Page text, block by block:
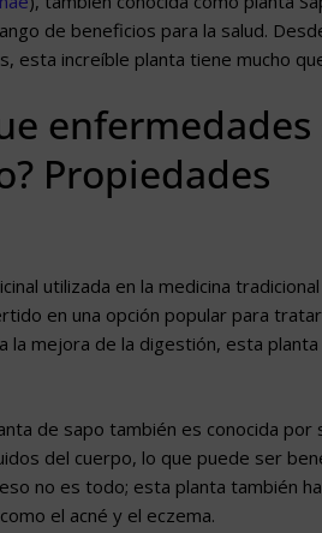
de beneficios para la salud.
esta increíble planta tiene mucho
enfermedades
Propiedades
utilizada en la medicina
en una opción popular para
la mejora de la digestión, esta
de sapo también es conocida por
del cuerpo, lo que puede ser
no es todo; esta planta también
el acné y el eczema.